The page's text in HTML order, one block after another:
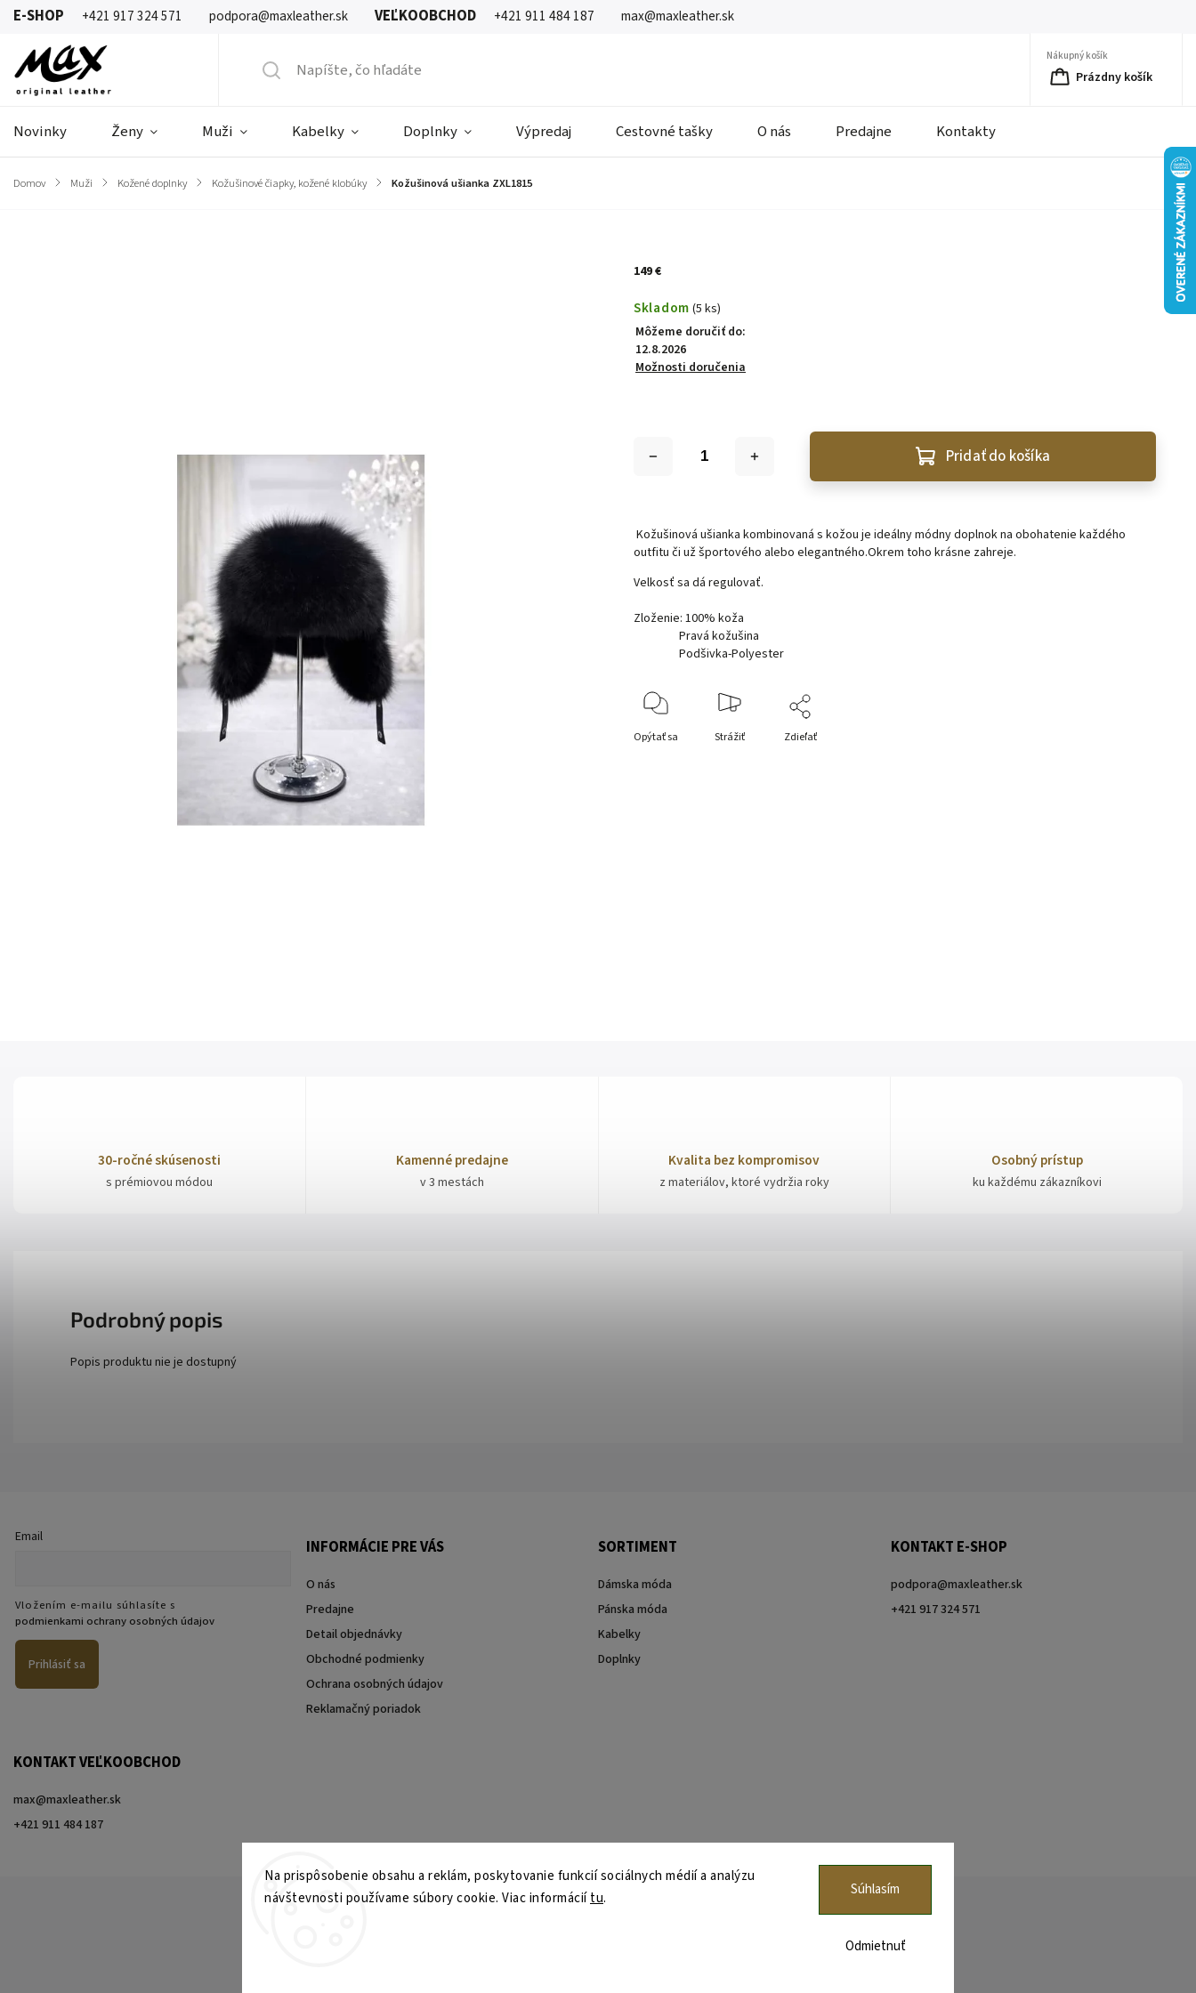
Na prispôsobenie obsahu a reklám, poskytovanie funkcií sociálnych médií a analýzu
návštevnosti používame súbory cookie. Viac informáciítu.
Odmietnuť
Súhlasím
E-SHOP +421 917 324 571 podpora@maxleather.sk VEĽKOOBCHOD +421 911 484 187 max@maxleather.sk
Nákupný košík
Prázdny košík
Novinky Ženy Muži Kabelky Doplnky Výpredaj Cestovné tašky O nás Predajne Kontakty
Domov / Muži / Kožené doplnky / Kožušinové čiapky, kožené klobúky / Kožušinová ušianka ZXL1815
149 €
Skladom (5 ks)
Môžeme doručiť do:
12.8.2026
Možnosti doručenia
Pridať do košíka
Kožušinová ušianka kombinovaná s kožou je ideálny módny doplnok na obohatenie každého
outfitu či už športového alebo elegantného.Okrem toho krásne zahreje.
Velkosť sa dá regulovať.
Zloženie: 100% koža
Pravá kožušina
Podšivka-Polyester
Opýtať sa Strážiť Zdieľať
30-ročné skúsenosti
s prémiovou módou
Kamenné predajne
v 3 mestách
Kvalita bez kompromisov
z materiálov, ktoré vydržia roky
Osobný prístup
ku každému zákazníkovi
Podrobný popis
Popis produktu nie je dostupný
Email
Vložením e-mailu súhlasíte s
podmienkami ochrany osobných údajov
Prihlásiť sa
INFORMÁCIE PRE VÁS
O nás
Predajne
Detail objednávky
Obchodné podmienky
Ochrana osobných údajov
Reklamačný poriadok
SORTIMENT
Dámska móda
Pánska móda
Kabelky
Doplnky
KONTAKT E-SHOP
podpora@maxleather.sk
+421 917 324 571
KONTAKT VEĽKOOBCHOD
max@maxleather.sk
+421 911 484 187